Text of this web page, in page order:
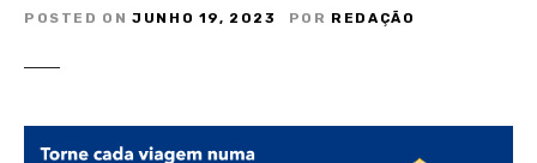
POSTED ON JUNHO 19, 2023 POR REDAÇÃO